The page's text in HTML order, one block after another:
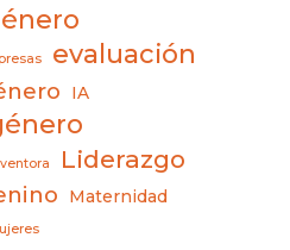
evaluación
IA
Liderazgo
Maternidad